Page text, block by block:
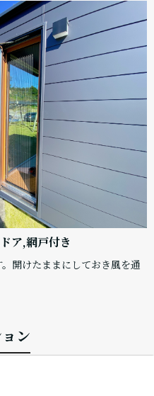
ア,網戸付き
開けたままにしておき風を通
ン